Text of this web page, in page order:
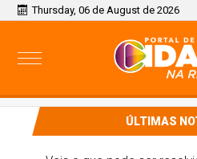
Thursday, 06 de August de 2026
ÚLTIMAS